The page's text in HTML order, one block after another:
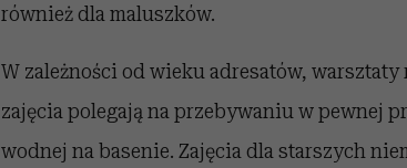
również dla maluszków.
W zależności od wieku adresatów,
zajęcia polegają na przebywaniu w pewnej
wodnej na basenie. Zajęcia dla starszych